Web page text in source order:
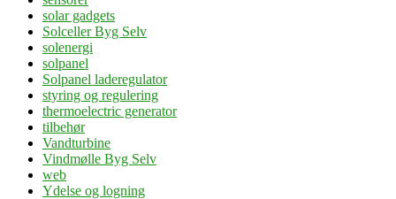
solar gadgets
Solceller Byg Selv
solenergi
solpanel
Solpanel laderegulator
styring og regulering
thermoelectric generator
tilbehør
Vandturbine
Vindmølle Byg Selv
web
Ydelse og logning